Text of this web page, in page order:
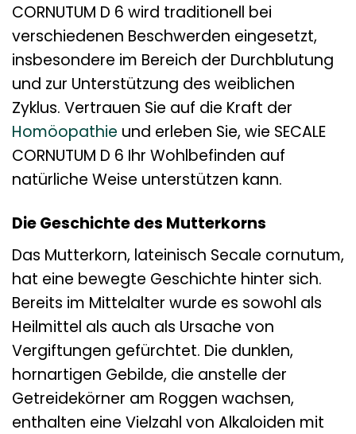
CORNUTUM D 6 wird traditionell bei
verschiedenen Beschwerden eingesetzt,
insbesondere im Bereich der Durchblutung
und zur Unterstützung des weiblichen
Zyklus. Vertrauen Sie auf die Kraft der
Homöopathie und erleben Sie, wie SECALE
CORNUTUM D 6 Ihr Wohlbefinden auf
natürliche Weise unterstützen kann.
Die Geschichte des Mutterkorns
Das Mutterkorn, lateinisch Secale cornutum,
hat eine bewegte Geschichte hinter sich.
Bereits im Mittelalter wurde es sowohl als
Heilmittel als auch als Ursache von
Vergiftungen gefürchtet. Die dunklen,
hornartigen Gebilde, die anstelle der
Getreidekörner am Roggen wachsen,
enthalten eine Vielzahl von Alkaloiden mit